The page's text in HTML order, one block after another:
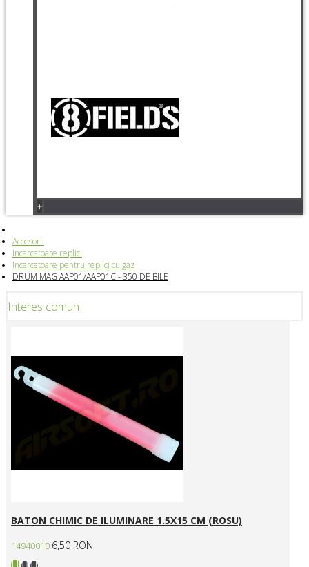
+
Accesorii
Incarcatoare replici
Incarcatoare pentru replici cu gaz
DRUM MAG AAP01/AAP01C - 350 DE BILE
Interes comun
BATON CHIMIC DE ILUMINARE 1.5X15 CM (ROSU)
14940010 6,50 RON